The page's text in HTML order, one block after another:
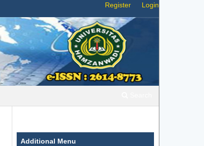
Register Login
Additional Menu